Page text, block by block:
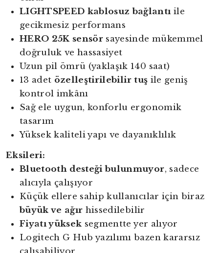
LIGHTSPEED kablosuz bağlantıile
gecikmesiz performans
HERO 25K sensör sayesinde mükemmel
doğruluk ve hassasiyet
Uzun pil ömrü (yaklaşık 140 saat)
13 adet özelleştirilebilir tuş ile geniş
kontrol imkânı
Sağ ele uygun, konforlu ergonomik
tasarım
Yüksek kaliteli yapı ve dayanıklılık
Eksileri:
Bluetooth desteği bulunmuyor, sadece
alıcıyla çalışıyor
Küçük ellere sahip kullanıcılar için biraz
büyük ve ağır hissedilebilir
Fiyatı yüksek segmentte yer alıyor
Logitech G Hub yazılımı bazen kararsız